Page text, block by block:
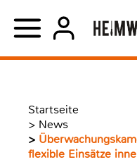
Startseite
> News
>
flexible Einsätze